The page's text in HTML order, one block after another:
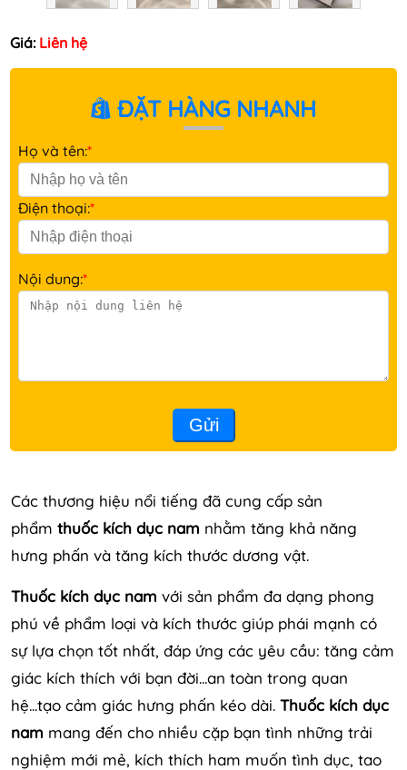
Giá: Liên hệ
ĐẶT HÀNG NHANH
Họ và tên:*
Điện thoại:*
Nội dung:*
Gửi
Các thương hiệu nổi tiếng đã cung cấp sản
phẩm thuốc kích dục nam nhằm tăng khả năng
hưng phấn và tăng kích thước dương vật.
Thuốc kích dục nam với sản phẩm đa dạng phong
phú về phẩm loại và kích thước giúp phái mạnh có
sự lựa chọn tốt nhất, đáp ứng các yêu cầu: tăng cảm
giác kích thích với bạn đời...an toàn trong quan
hệ...tạo cảm giác hưng phấn kéo dài. Thuốc kích dục
nam mang đến cho nhiều cặp bạn tình những trải
nghiệm mới mẻ, kích thích ham muốn tình dục, tao